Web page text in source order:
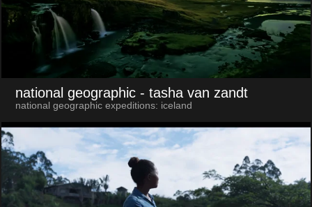
national geographic - tasha van zandt
national geographic expeditions: iceland